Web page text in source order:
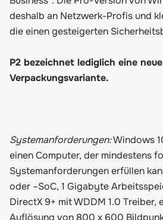
deshalb an Netzwerk-Profis und
die einen gesteigerten
P2 bezeichnet lediglich eine neue
Verpackungsvariante.
Systemanforderungen:Windows
einen Computer, der mindestens
Systemanforderungen erfüllen
oder –SoC, 1 Gigabyte
DirectX 9+ mit WDDM 1.0 Treiber,
Auflösung von 800 x 600